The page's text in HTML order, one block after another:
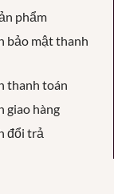
phẩm
bảo mật thanh
thanh toán
giao hàng
đổi trả